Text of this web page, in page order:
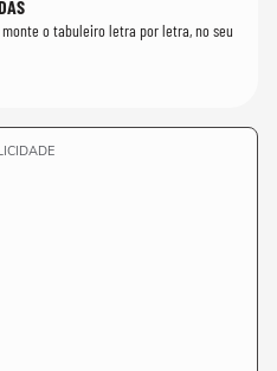
o tabuleiro letra por letra, no seu